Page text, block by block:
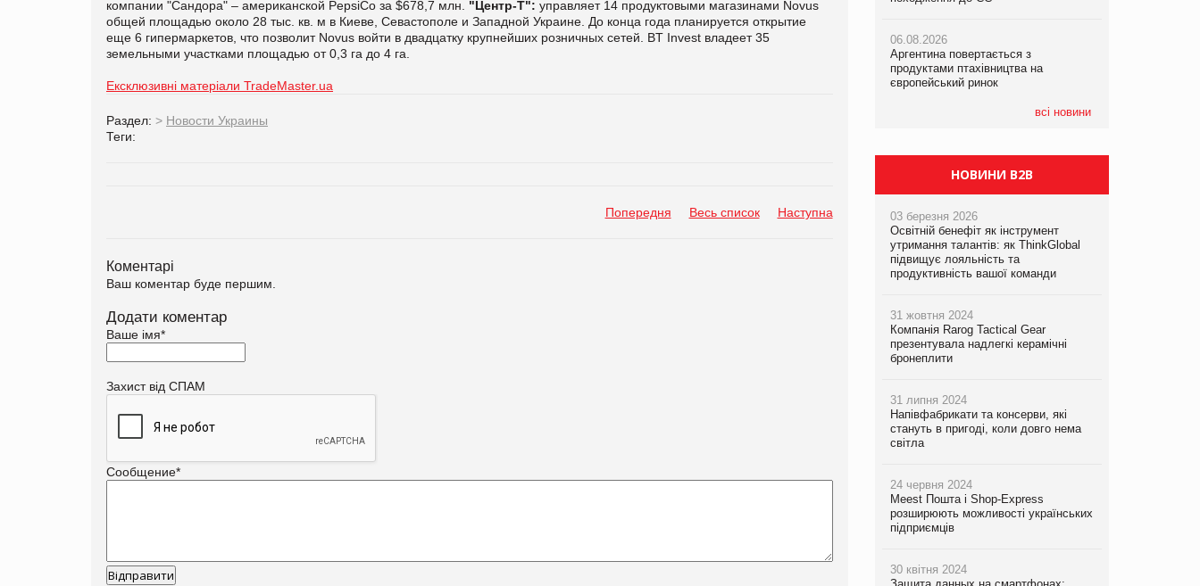
компании "Сандора" – американской PepsiCo за $678,7 млн. "Центр-Т": управляет 14 продуктовыми магазинами Novus
общей площадью около 28 тыс. кв. м в Киеве, Севастополе и Западной Украине. До конца года планируется открытие
еще 6 гипермаркетов, что позволит Novus войти в двадцатку крупнейших розничных сетей. BT Invest владеет 35
земельными участками площадью от 0,3 га до 4 га.
Ексклюзивні матеріали TradeMaster.ua
Раздел: > Новости Украины
Теги:
Попередня Весь список Наступна
Коментарі
Ваш коментар буде першим.
Додати коментар
Ваше імя*
Захист від СПАМ
Сообщение*
06.08.2026
Аргентина повертається з
продуктами птахівництва на
європейський ринок
всі новини
05.08.2026
Смачне поповнення дитячого меню:
у VARUS з’явилися новинки від ТМ
ТОКЕРИ
хлібобулочні вироби на
PrivateLabel&FMCG Master 2026
06.08.2026
Аргентина повертається з
продуктами птахівництва на
європейський ринок
НОВИНИ B2B
03 березня 2026
Освітній бенефіт як інструмент
утримання талантів: як ThinkGlobal
підвищує лояльність та
продуктивність вашої команди
31 жовтня 2024
Компанія Rarog Tactical Gear
презентувала надлегкі керамічні
бронеплити
31 липня 2024
Напівфабрикати та консерви, які
стануть в пригоді, коли довго нема
світла
24 червня 2024
Meest Пошта і Shop-Express
розширюють можливості українських
підприємців
30 квітня 2024